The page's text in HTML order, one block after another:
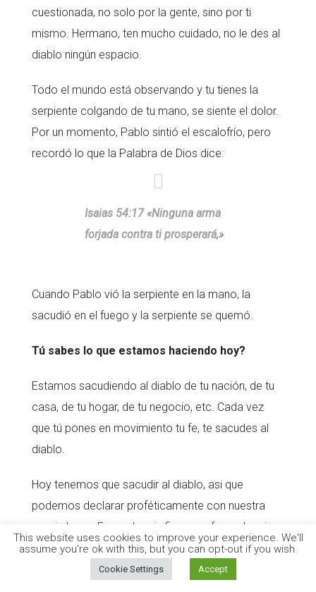
cuestionada, no solo por la gente, sino por ti
mismo. Hermano, ten mucho cuidado, no le des al
diablo ningún espacio.
Todo el mundo está observando y tu tienes la
serpiente colgando de tu mano, se siente el dolor.
Por un momento, Pablo sintió el escalofrío, pero
recordó lo que la Palabra de Dios dice:
Isaias 54:17 «Ninguna arma
forjada contra ti prosperará,»
Cuando Pablo vió la serpiente en la mano, la
sacudió en el fuego y la serpiente se quemó.
Tú sabes lo que estamos haciendo hoy?
Estamos sacudiendo al diablo de tu nación, de tu
casa, de tu hogar, de tu negocio, etc. Cada vez
que tú pones en movimiento tu fe, te sacudes al
diablo.
Hoy tenemos que sacudir al diablo, asi que
podemos declarar proféticamente con nuestra
propia boca: Fuera de mis finanzas, fuera de mi
hogar. Cada vez que oras, o ayunas te sacudes al
diablo. Cada vez que ofrendas o diezmas,
This website uses cookies to improve your experience. We'll
assume you're ok with this, but you can opt-out if you wish.
Cookie Settings Accept